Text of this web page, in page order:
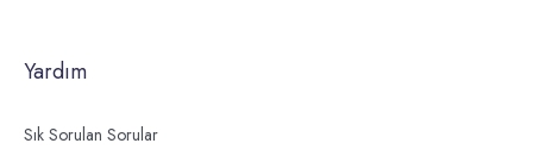
Yardım
Sık Sorulan Sorular